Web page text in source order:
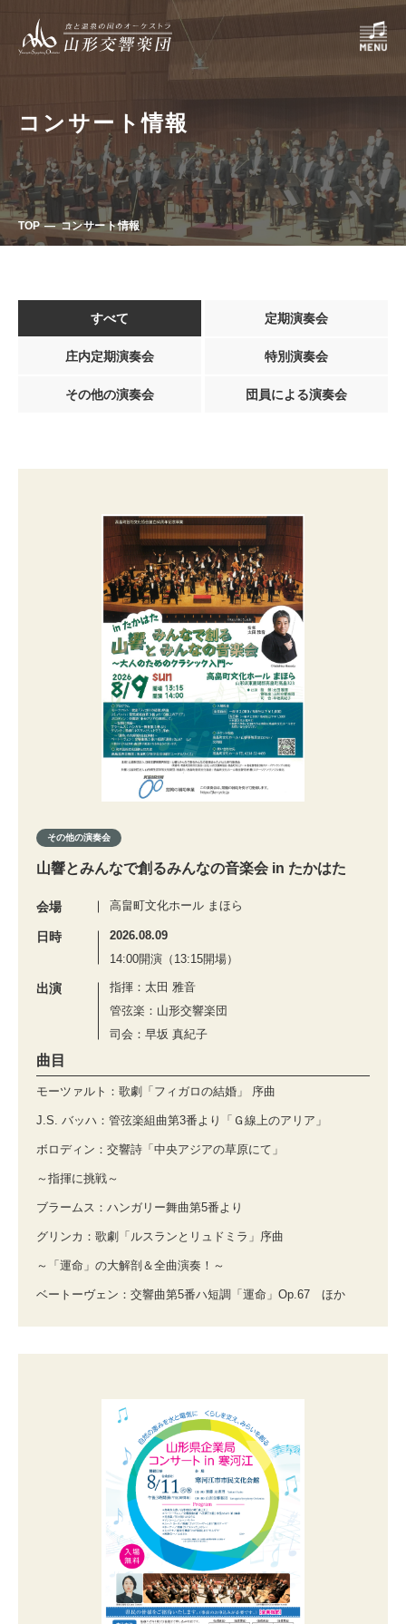
コンサート情報
TOP コンサート情報
すべて 定期演奏会
庄内定期演奏会 特別演奏会
その他の演奏会 団員による演奏会
その他の演奏会
山響とみんなで創るみんなの音楽会 in たかはた
会場 高畠町文化ホール まほら
日時
2026.08.09
14:00開演（13:15開場）
出演
指揮：太田 雅音
管弦楽：山形交響楽団
司会：早坂 真紀子
曲目
モーツァルト：歌劇「フィガロの結婚」 序曲
J.S. バッハ：管弦楽組曲第3番より「Ｇ線上のアリア」
ボロディン：交響詩「中央アジアの草原にて」
～指揮に挑戦～
ブラームス：ハンガリー舞曲第5番より
グリンカ：歌劇「ルスランとリュドミラ」序曲
～「運命」の大解剖＆全曲演奏！～
ベートーヴェン：交響曲第5番ハ短調「運命」Op.67 ほか